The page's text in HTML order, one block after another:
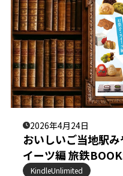
2026年4月24日
おいしいご当地駅
イーツ編 旅鉄
KindleUnlimited